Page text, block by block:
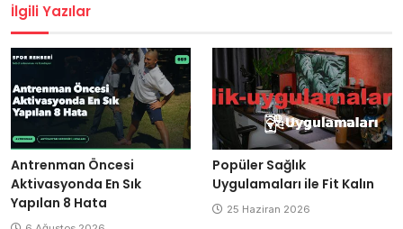
İlgili Yazılar
Antrenman Öncesi
Aktivasyonda En Sık
Yapılan 8 Hata
Popüler Sağlık
Uygulamaları ile Fit Kalın
25 Haziran 2026